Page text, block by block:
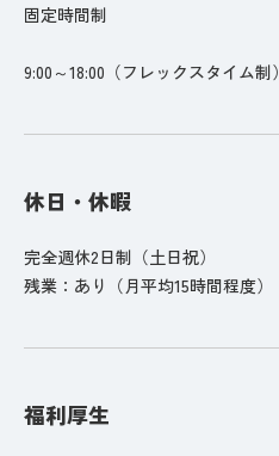
固定時間制
9:00～18:00（フレックスタイム制）
休日・休暇
完全週休2日制（土日祝）
残業：あり（月平均15時間程度）
福利厚生